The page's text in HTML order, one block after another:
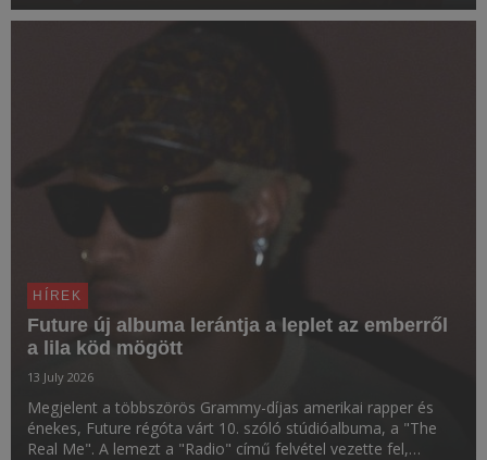
HÍREK
Future új albuma lerántja a leplet az emberről
a lila köd mögött
13 July 2026
Megjelent a többszörös Grammy-díjas amerikai rapper és
énekes, Future régóta várt 10. szóló stúdióalbuma, a "The
Real Me". A lemezt a "Radio" című felvétel vezette fel,